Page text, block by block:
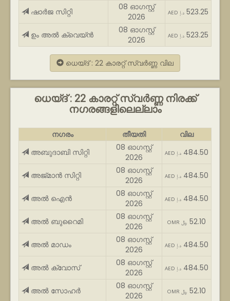
ഷാർജ സിറ്റി
08 ഓഗസ്റ്റ്
2026
AED د.إ 523.25
ഉം അൽ ക്വെയ്ൻ
08 ഓഗസ്റ്റ്
2026
AED د.إ 523.25
ധെയ്ദ് : 22 കാരറ്റ് സ്വർണ്ണ വില
ധെയ്ദ് : 22 കാരറ്റ് സ്വർണ്ണ നിരക്ക്
നഗരങ്ങളിലെല്ലാം
നഗരം തീയതി
വില
അബുദാബി സിറ്റി
08 ഓഗസ്റ്റ്
2026
AED د.إ 484.50
അജ്മാൻ സിറ്റി
08 ഓഗസ്റ്റ്
2026
AED د.إ 484.50
അൽ ഐൻ
08 ഓഗസ്റ്റ്
2026
AED د.إ 484.50
അൽ ബുറൈമി
08 ഓഗസ്റ്റ്
2026
OMR ﷼ 52.10
അൽ മാഡം
08 ഓഗസ്റ്റ്
2026
AED د.إ 484.50
അൽ ക്വോസ്
08 ഓഗസ്റ്റ്
2026
AED د.إ 484.50
അൽ സോഹർ
08 ഓഗസ്റ്റ്
2026
OMR ﷼ 52.10